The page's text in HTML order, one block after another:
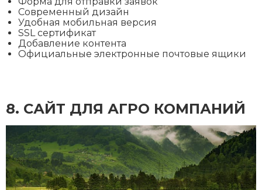
Современный дизайн
Удобная мобильная версия
SSL сертификат
Добавление контента
Официальные электронные почтовые ящики
8. CАЙТ ДЛЯ АГРО КОМПАНИЙ